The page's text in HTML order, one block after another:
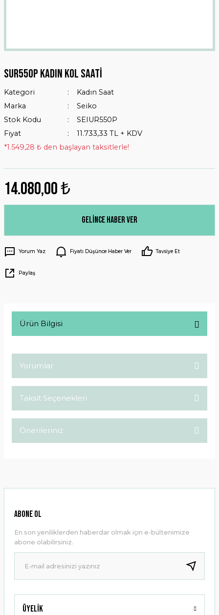
Sur550p Kadın Kol Saati
Kategori
Kadın Saat
Marka
Seiko
Stok Kodu
SEIUR550P
Fiyat
11.733,33 TL + KDV
*1.549,28 ₺ den başlayan taksitlerle!
14.080,00 ₺
Gelince Haber Ver
Yorum Yaz Fiyatı Düşünce Haber Ver Tavsiye Et
Paylaş
Ürün Bilgisi
Yorumlar
Taksit Seçenekleri
Önerileriniz
Ürün resmi kalitesiz, bozuk veya görüntülenemiyor.
Ürün bilgilerinde hatalar bulunuyor.
Ürün fiyatı diğer sitelerden daha pahalı.
Bu ürüne benzer farklı alternatifler olmalı.
Üyelik
ABONE OL
En son yeniliklerden haberdar olmak için e-bültenimize
abone olabilirsiniz.